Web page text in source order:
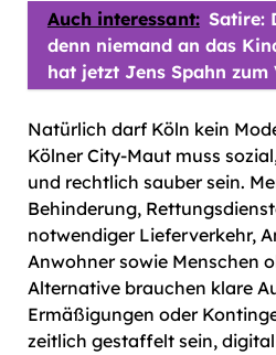
Auch interessant: Satire:
denn niemand an das
hat jetzt Jens Spahn zum
Natürlich darf Köln kein
Kölner City-Maut muss
und rechtlich sauber sein.
Behinderung,
notwendiger Lieferverkehr,
Anwohner sowie Menschen
Alternative brauchen klare
Ermäßigungen oder
zeitlich gestaffelt sein,